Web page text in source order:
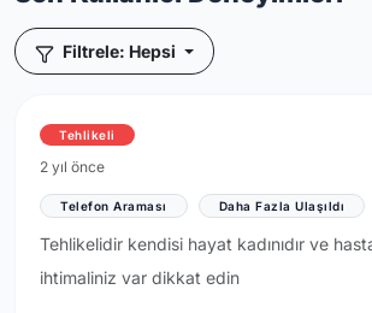
Filtrele: Hepsi
Tehlikeli
2 yıl önce
Telefon Araması Daha Fazla Ulaşıldı
Tehlikelidir kendisi hayat kadınıdır ve
ihtimaliniz var dikkat edin